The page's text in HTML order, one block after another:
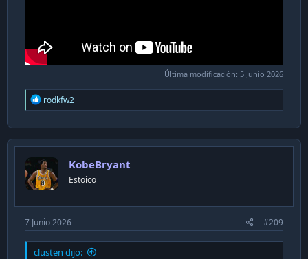
Última modificación: 5 Junio 2026
R
e
c
t
o
n
s
rodkfw2
KobeBryant
Estoico
7 Junio 2026 #209
clusten dijo: